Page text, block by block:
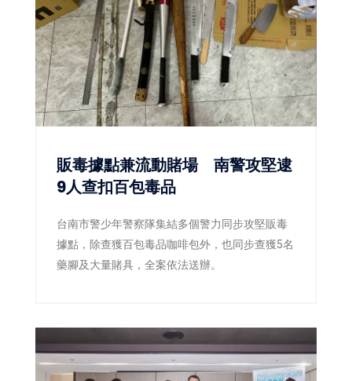
果在市場上的高人氣與品牌實力。
販毒據點兼流動賭場 南警攻堅逮
9人查扣百包毒品
台南市警少年警察隊集結多個警力同步攻堅販毒
據點，除查獲百包毒品咖啡包外，也同步查獲5名
藥腳及大量賭具，全案依法送辦。